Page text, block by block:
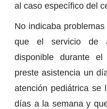
al caso específico del
No indicaba
que el servicio de
disponible durante
preste asistencia un
atención pediátrica se
días a la semana y